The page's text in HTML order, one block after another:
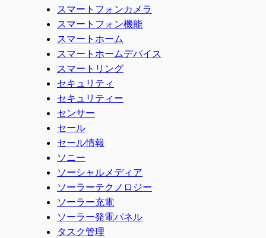
スマートフォンカメラ
スマートフォン機能
スマートホーム
スマートホームデバイス
スマートリング
セキュリティ
セキュリティー
センサー
セール
セール情報
ソニー
ソーシャルメディア
ソーラーテクノロジー
ソーラー充電
ソーラー発電パネル
タスク管理